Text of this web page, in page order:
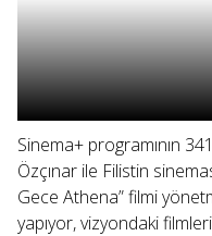
Sinema+ programının
Özçınar ile Filistin
Gece Athena” filmi
yapıyor, vizyondaki